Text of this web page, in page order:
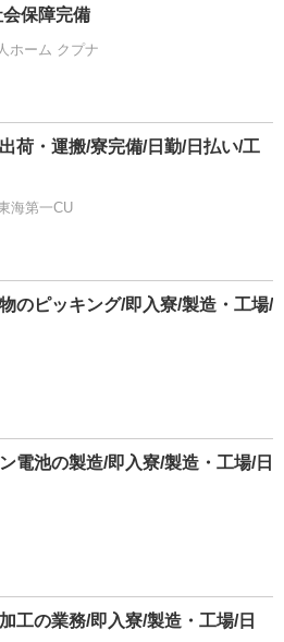
保障完備
ホーム クプナ
荷・運搬/寮完備/日勤/日払い/工
海第一CU
のピッキング/即入寮/製造・工場/
電池の製造/即入寮/製造・工場/日
工の業務/即入寮/製造・工場/日